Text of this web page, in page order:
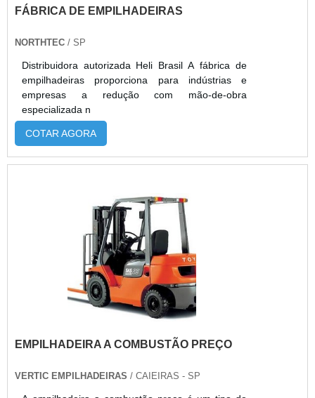
FÁBRICA DE EMPILHADEIRAS
NORTHTEC / SP
Distribuidora autorizada Heli Brasil A fábrica de
empilhadeiras proporciona para indústrias e
empresas a redução com mão-de-obra
especializada n
COTAR AGORA
EMPILHADEIRA A COMBUSTÃO PREÇO
VERTIC EMPILHADEIRAS / CAIEIRAS - SP